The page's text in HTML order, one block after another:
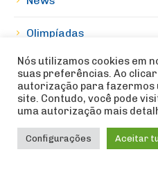
Olimpíadas
PanAmericano
Paraolimpíadas
Prêmios
Nós utilizamos cookies em
suas preferências. Ao
autorização para fazermos
site. Contudo, você pode
uma autorização mais
Configurações Aceitar